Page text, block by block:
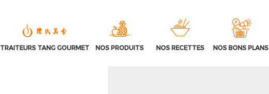
TRAITEURS TANG GOURMET NOS PRODUITS NOS RECETTES NOS BONS PLANS